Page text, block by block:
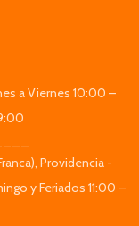
a Viernes 10:00 –
Providencia -
y Feriados 11:00 –